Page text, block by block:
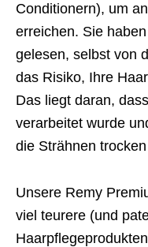
Conditionern), um
erreichen. Sie
gelesen, selbst von
das Risiko, Ihre
Das liegt daran,
verarbeitet wurde
die Strähnen
Unsere Remy
viel teurere (und